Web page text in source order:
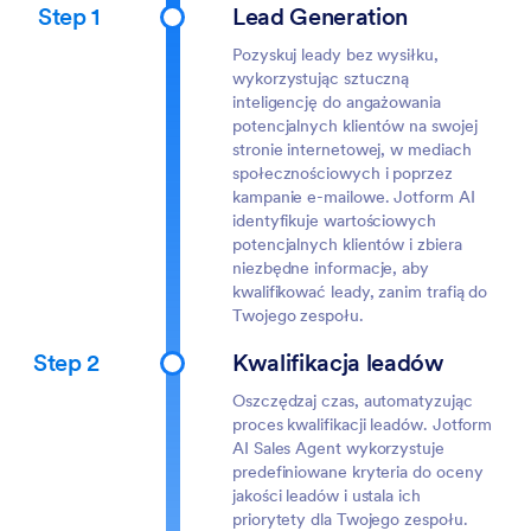
Step 1 Lead Generation
Pozyskuj leady bez wysiłku,
wykorzystując sztuczną
inteligencję do angażowania
potencjalnych klientów na swojej
stronie internetowej, w mediach
społecznościowych i poprzez
kampanie e-mailowe. Jotform AI
identyfikuje wartościowych
potencjalnych klientów i zbiera
niezbędne informacje, aby
kwalifikować leady, zanim trafią do
Twojego zespołu.
Step 2 Kwalifikacja leadów
Oszczędzaj czas, automatyzując
proces kwalifikacji leadów. Jotform
AI Sales Agent wykorzystuje
predefiniowane kryteria do oceny
jakości leadów i ustala ich
priorytety dla Twojego zespołu.